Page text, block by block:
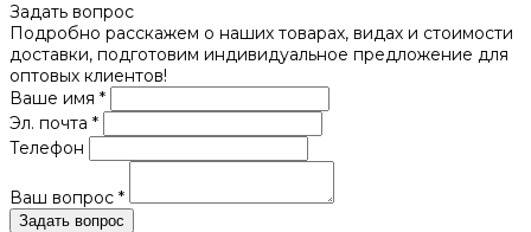
Задать вопрос
Подробно расскажем о наших товарах, видах и стоимости
доставки, подготовим индивидуальное предложение для
оптовых клиентов!
Ваше имя *
Эл. почта *
Телефон
Ваш вопрос *